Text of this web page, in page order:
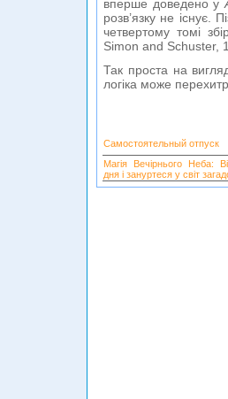
вперше доведено у
розв’язку не існує.
четвертому томі
Simon and Schuster,
Так проста на
логіка може
Самостоятельный отпуск
Магія Вечірнього Неба:
дня і зануртеся у світ